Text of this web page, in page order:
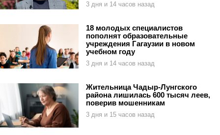
3 дня и 14 часов назад
18 молодых специалистов
пополнят образовательные
учреждения Гагаузии в новом
учебном году
3 дня и 14 часов назад
Жительница Чадыр-Лунгского
района лишилась 600 тысяч леев,
поверив мошенникам
3 дня и 15 часов назад